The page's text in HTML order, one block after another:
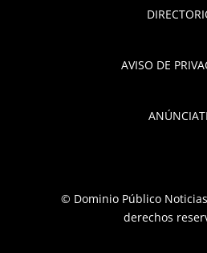
AVISO DE
© Dominio Público
derechos